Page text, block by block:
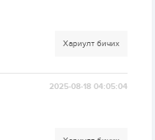
Хариулт бичих
2025-08-18 04:05:04